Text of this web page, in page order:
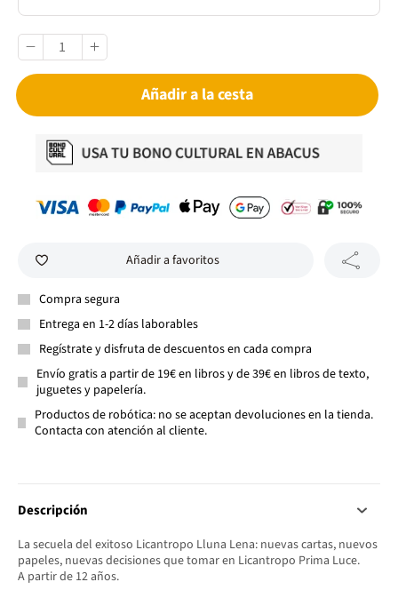
Añadir a la cesta
Añadir a favoritos
Compra segura
Entrega en 1-2 días laborables
Regístrate y disfruta de descuentos en cada compra
Envío gratis a partir de 19€ en libros y de 39€ en libros de texto,
juguetes y papelería.
Productos de robótica: no se aceptan devoluciones en la tienda.
Contacta con atención al cliente.
Descripción
La secuela del exitoso Licantropo Lluna Lena: nuevas cartas, nuevos
papeles, nuevas decisiones que tomar en Licantropo Prima Luce.
A partir de 12 años.